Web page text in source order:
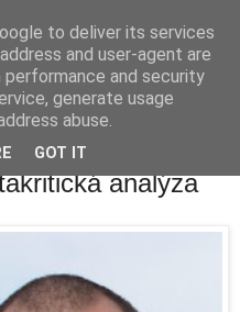
analýza
to deliver its services
and user-agent are
and security
generate usage
abuse.
GOT IT